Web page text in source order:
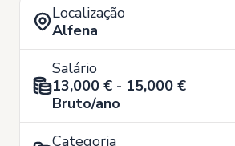
Localização
Alfena
Salário
13,000 € - 15,000 €
Bruto/ano
Categoria